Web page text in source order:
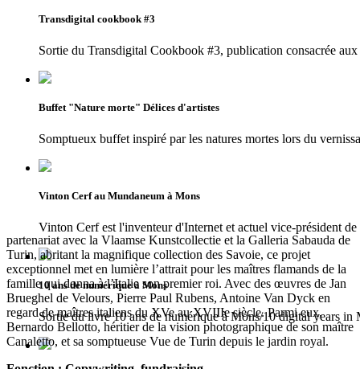
Transdigital cookbook #3
Sortie du Transdigital Cookbook #3, publication consacrée
Buffet "Nature morte" Délices d'artistes
Somptueux buffet inspiré par les natures mortes lors du
Vinton Cerf au Mundaneum à Mons
Vinton Cerf est l'inventeur d'Internet et actuel vice-président
10 ans de numérique à Mons
Sortie du livre 10 ans de numérique à Mons/10 digital years in
partenariat avec la Vlaamse Kunstcollectie et la Galleria Sabauda de
Turin, abritant la magnifique collection des Savoie, ce projet
exceptionnel met en lumière l’attrait pour les maîtres flamands de la
famille qui donna à l’Italie son premier roi. Avec des œuvres de Jan
Brueghel de Velours, Pierre Paul Rubens, Antoine Van Dyck en
regard de maîtres italiens du XVe au XVIIIe siècle. Parmi eux,
Bernardo Bellotto, héritier de la vision photographique de son maître
Canaletto, et sa somptueuse Vue de Turin depuis le jardin royal.